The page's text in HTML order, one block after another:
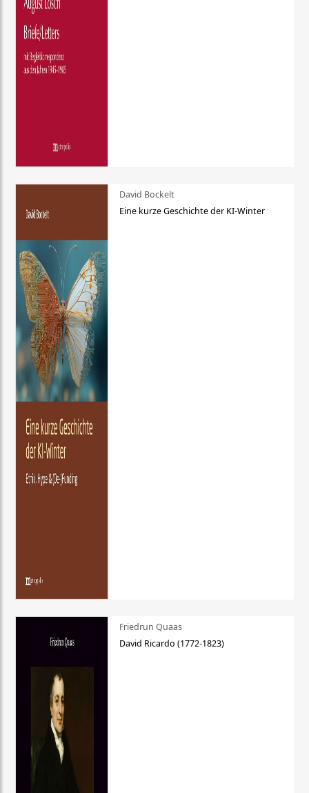
David Bockelt
Eine kurze Geschichte der KI-Winter
Friedrun Quaas
David Ricardo (1772-1823)